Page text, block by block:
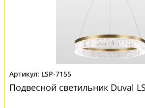
LSP-7155
Подвесной светильник Duval